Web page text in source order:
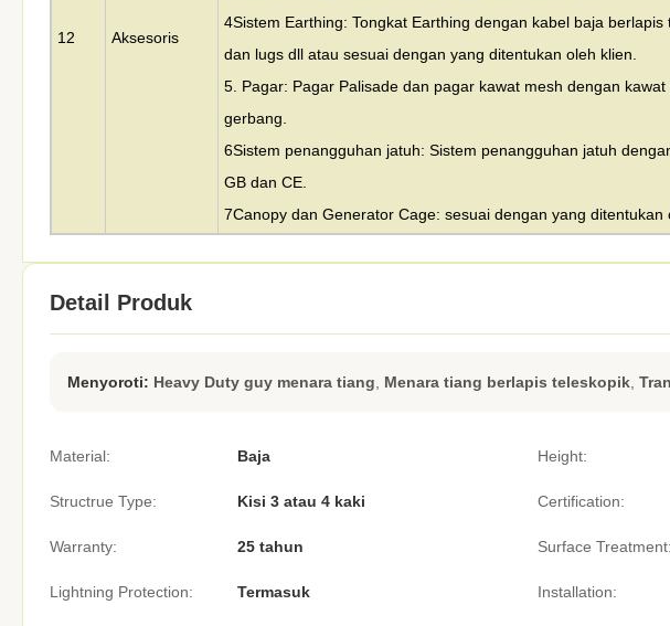
12 Aksesoris
4Sistem Earthing: Tongkat Earthing dengan kabel baja berlapis
dan lugs dll atau sesuai dengan yang ditentukan oleh klien.
5. Pagar: Pagar Palisade dan pagar kawat mesh dengan kawat
gerbang.
6Sistem penangguhan jatuh: Sistem penangguhan jatuh
GB dan CE.
7Canopy dan Generator Cage: sesuai dengan yang ditentukan
Detail Produk
Menyoroti: Heavy Duty guy menara tiang Menara tiang berlapis teleskopik
Material: Baja Height:
Structrue Type: Kisi 3 atau 4 kaki Certification:
Warranty: 25 tahun Surface Treatment:
Lightning Protection: Termasuk Installation: